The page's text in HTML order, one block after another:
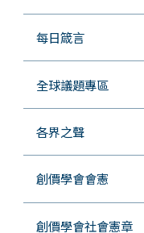
每日箴言
全球議題專區
各界之聲
創價學會會憲
創價學會社會憲章